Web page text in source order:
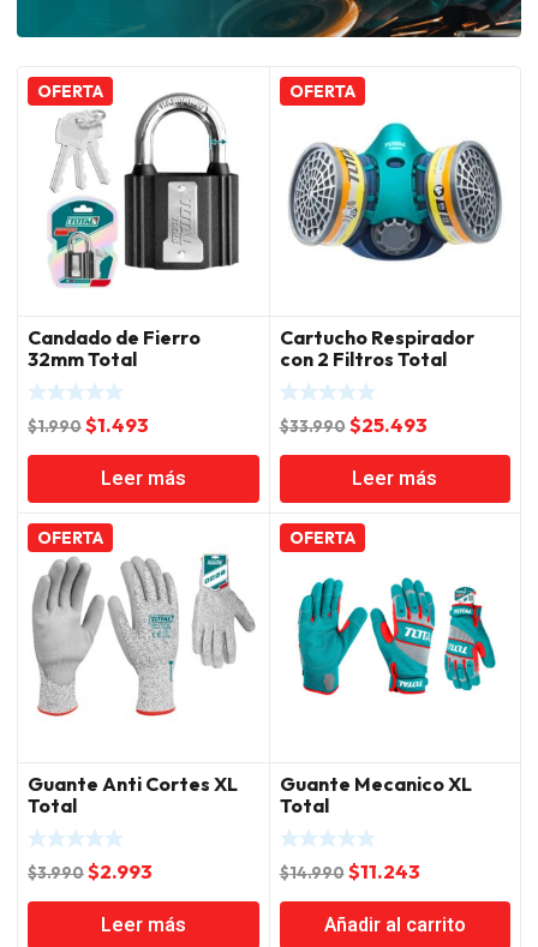
OFERTA
Candado de Fierro
32mm Total
$1.990El
precio
original
era:
$1.990.
$1.493
precio
actual
es:
Leer más
OFERTA
Cartucho Respirador
con 2 Filtros Total
$33.990 El
precio
original
era:
$33.990.
$25.493El
precio
actual
es:
Leer más
OFERTA
Guante Anti Cortes XL
Total
$3.990El
precio
original
$2.993
precio
actual
Leer más
OFERTA
Guante Mecanico XL
Total
$14.990 El
precio
original
$11.243El
precio
actual
Añadir al carrito